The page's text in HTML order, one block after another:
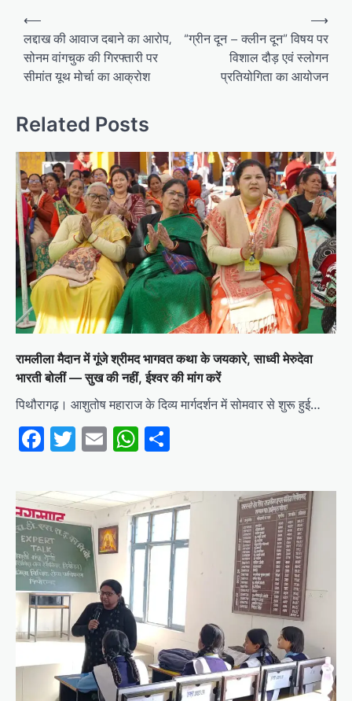
Post
navigation
⟵
लद्दाख की आवाज दबाने का आरोप,
सोनम वांगचुक की गिरफ्तारी पर
सीमांत यूथ मोर्चा का आक्रोश
“ग्रीन दून – क्लीन दून” विषय पर
विशाल दौड़ एवं स्लोगन
प्रतियोगिता का आयोजन
⟶
Related Posts
रामलीला मैदान में गूंजे श्रीमद भागवत कथा के जयकारे, साध्वी मेरुदेवा
भारती बोलीं — सुख की नहीं, ईश्वर की मांग करें
पिथौरागढ़। आशुतोष महाराज के दिव्य मार्गदर्शन में सोमवार से शुरू हुई…
Facebook
Twitter
EmailWhatsApp